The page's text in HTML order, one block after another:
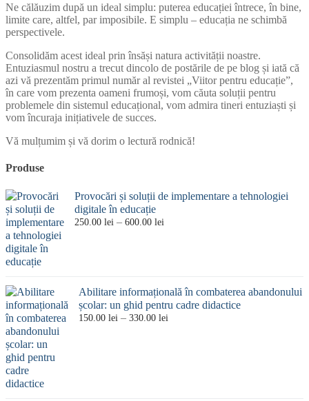
Ne călăuzim după un ideal simplu: puterea educației întrece, în bine,
limite care, altfel, par imposibile. E simplu – educația ne schimbă
perspectivele.
Consolidăm acest ideal prin însăși natura activității noastre.
Entuziasmul nostru a trecut dincolo de postările de pe blog și iată că
azi vă prezentăm primul număr al revistei „Viitor pentru educație”,
în care vom prezenta oameni frumoși, vom căuta soluții pentru
problemele din sistemul educațional, vom admira tineri entuziaști și
vom încuraja inițiativele de succes.
Vă mulțumim și vă dorim o lectură rodnică!
Produse
Provocări și soluții de implementare a tehnologiei
digitale în educație
250.00 lei – 600.00 lei
600.00 lei
Abilitare informațională în combaterea abandonului
școlar: un ghid pentru cadre didactice
150.00 lei – 330.00 lei